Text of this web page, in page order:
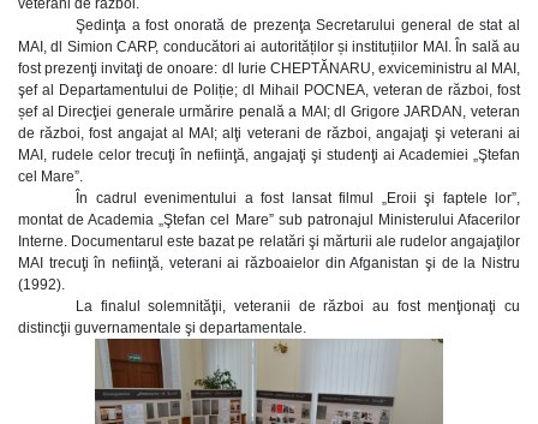
veterani de război.
Şedinţa a fost onorată de prezenţa Secretarului general de stat al
MAI, dl Simion CARP, conducători ai autorităților și instituțiilor MAI. În sală au
fost prezenţi invitaţi de onoare: dl Iurie CHEPTĂNARU, exviceministru al MAI,
şef al Departamentului de Poliție; dl Mihail POCNEA, veteran de război, fost
șef al Direcţiei generale urmărire penală a MAI; dl Grigore JARDAN, veteran
de război, fost angajat al MAI; alţi veterani de război, angajaţi şi veterani ai
MAI, rudele celor trecuţi în nefiinţă, angajaţi şi studenţi ai Academiei „Ştefan
cel Mare”.
În cadrul evenimentului a fost lansat filmul „Eroii şi faptele lor”,
montat de Academia „Ştefan cel Mare” sub patronajul Ministerului Afacerilor
Interne. Documentarul este bazat pe relatări şi mărturii ale rudelor angajaţilor
MAI trecuţi în nefiinţă, veterani ai războaielor din Afganistan şi de la Nistru
(1992).
La finalul solemnităţii, veteranii de război au fost menţionaţi cu
distincţii guvernamentale şi departamentale.